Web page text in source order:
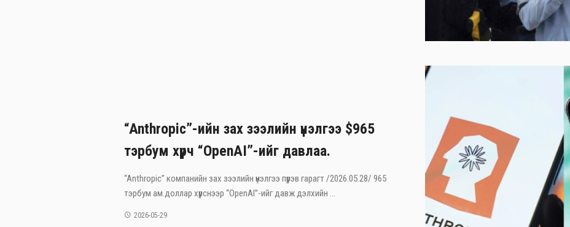
“Anthropic”-ийн зах зээлийн үнэлгээ $965
тэрбум хүрч “OpenAI”-ийг давлаа.
“Anthropic” компанийн зах зээлийн үнэлгээ пүрэв гарагт /2026.05.28/ 965
тэрбум ам.доллар хүрснээр “OpenAI”-ийг давж дэлхийн ...
2026-05-29